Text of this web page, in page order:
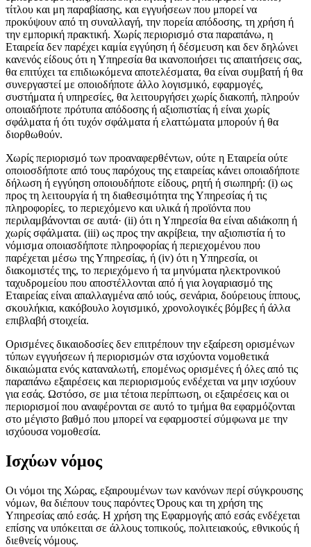
τίτλου και μη παραβίασης, και εγγυήσεων που μπορεί να
προκύψουν από τη συναλλαγή, την πορεία απόδοσης, τη χρήση ή
την εμπορική πρακτική. Χωρίς περιορισμό στα παραπάνω, η
Εταιρεία δεν παρέχει καμία εγγύηση ή δέσμευση και δεν δηλώνει
κανενός είδους ότι η Υπηρεσία θα ικανοποιήσει τις απαιτήσεις σας,
θα επιτύχει τα επιδιωκόμενα αποτελέσματα, θα είναι συμβατή ή θα
συνεργαστεί με οποιοδήποτε άλλο λογισμικό, εφαρμογές,
συστήματα ή υπηρεσίες, θα λειτουργήσει χωρίς διακοπή, πληρούν
οποιαδήποτε πρότυπα απόδοσης ή αξιοπιστίας ή είναι χωρίς
σφάλματα ή ότι τυχόν σφάλματα ή ελαττώματα μπορούν ή θα
διορθωθούν.
Χωρίς περιορισμό των προαναφερθέντων, ούτε η Εταιρεία ούτε
οποιοσδήποτε από τους παρόχους της εταιρείας κάνει οποιαδήποτε
δήλωση ή εγγύηση οποιουδήποτε είδους, ρητή ή σιωπηρή: (i) ως
προς τη λειτουργία ή τη διαθεσιμότητα της Υπηρεσίας ή τις
πληροφορίες, το περιεχόμενο και υλικά ή προϊόντα που
περιλαμβάνονται σε αυτά· (ii) ότι η Υπηρεσία θα είναι αδιάκοπη ή
χωρίς σφάλματα. (iii) ως προς την ακρίβεια, την αξιοπιστία ή το
νόμισμα οποιασδήποτε πληροφορίας ή περιεχομένου που
παρέχεται μέσω της Υπηρεσίας, ή (iv) ότι η Υπηρεσία, οι
διακομιστές της, το περιεχόμενο ή τα μηνύματα ηλεκτρονικού
ταχυδρομείου που αποστέλλονται από ή για λογαριασμό της
Εταιρείας είναι απαλλαγμένα από ιούς, σενάρια, δούρειους ίππους,
σκουλήκια, κακόβουλο λογισμικό, χρονολογικές βόμβες ή άλλα
επιβλαβή στοιχεία.
Ορισμένες δικαιοδοσίες δεν επιτρέπουν την εξαίρεση ορισμένων
τύπων εγγυήσεων ή περιορισμών στα ισχύοντα νομοθετικά
δικαιώματα ενός καταναλωτή, επομένως ορισμένες ή όλες από τις
παραπάνω εξαιρέσεις και περιορισμούς ενδέχεται να μην ισχύουν
για εσάς. Ωστόσο, σε μια τέτοια περίπτωση, οι εξαιρέσεις και οι
περιορισμοί που αναφέρονται σε αυτό το τμήμα θα εφαρμόζονται
στο μέγιστο βαθμό που μπορεί να εφαρμοστεί σύμφωνα με την
ισχύουσα νομοθεσία.
Ισχύων νόμος
Οι νόμοι της Χώρας, εξαιρουμένων των κανόνων περί σύγκρουσης
νόμων, θα διέπουν τους παρόντες Όρους και τη χρήση της
Υπηρεσίας από εσάς. Η χρήση της Εφαρμογής από εσάς ενδέχεται
επίσης να υπόκειται σε άλλους τοπικούς, πολιτειακούς, εθνικούς ή
διεθνείς νόμους.